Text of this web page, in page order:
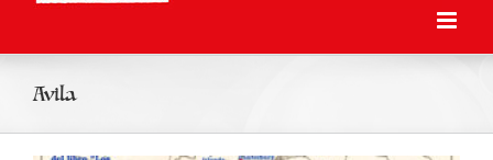
Avila